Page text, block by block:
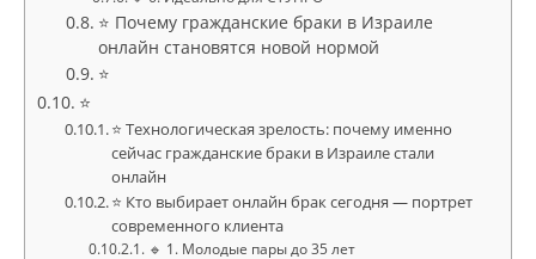
⭐ Почему гражданские браки в Израиле
онлайн становятся новой нормой
⭐
⭐
⭐ Технологическая зрелость: почему именно
сейчас гражданские браки в Израиле стали
онлайн
⭐ Кто выбирает онлайн брак сегодня — портрет
современного клиента
🔹 1. Молодые пары до 35 лет